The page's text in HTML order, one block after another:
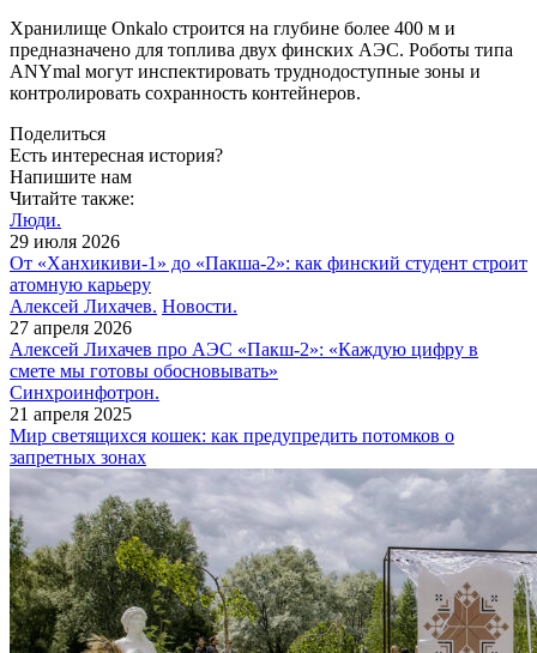
Хранилище Onkalo строится на глубине более 400 м и
предназначено для топлива двух финских АЭС. Роботы типа
ANYmal могут инспектировать труднодоступные зоны и
контролировать сохранность контейнеров.
Поделиться
Есть интересная история?
Напишите нам
Читайте также:
Люди.
29 июля 2026
От «Ханхикиви-1» до «Пакша-2»: как финский студент строит
атомную карьеру
Алексей Лихачев. Новости.
27 апреля 2026
Алексей Лихачев про АЭС «Пакш-2»: «Каждую цифру в
смете мы готовы обосновывать»
Синхроинфотрон.
21 апреля 2025
Мир светящихся кошек: как предупредить потомков о
запретных зонах